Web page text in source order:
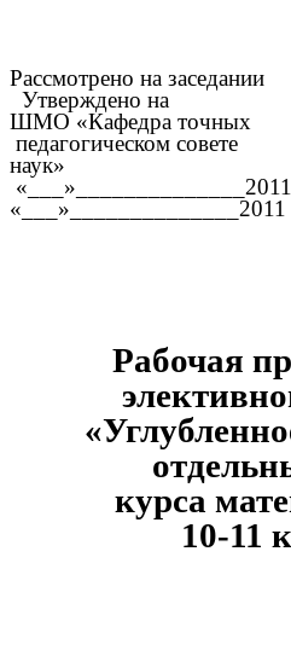
Рассмотрено
Утверждено на
ШМО
педагогическом совете
«___»______________2011
Рабочая
курса
10-11